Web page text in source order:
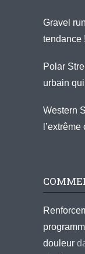
Gravel
tendance !
Polar
urbain
Western
douleur